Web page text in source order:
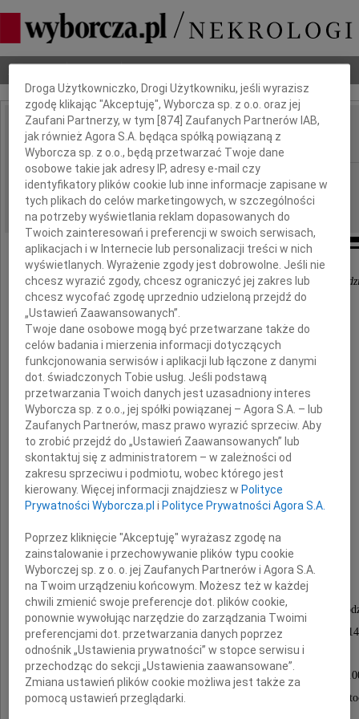
Nekrologi Odeszli Poradnik pogrzebowy
IMIĘ I NAZWISKO: Janusz Janecki
REGION: Gdańsk
DATA EMISJI: 13.12.2012
Odszedł tak nagle, że ani uwierzyć, ani się
Z głębokim żalem zawiadamiamy,
że 10 grudnia 2012 roku zmarł
kmdr por.
Janusz Janecki
wspaniały Ojciec i lekarz
Żegnać Go będziemy 14 grudnia 2012 roku
w kaplicy na cmentarzu w Kosakowie (Pierwoszyno) o
Ceremonia pogrzebowa rozpocznie się o godzinie
Msza święta zostanie odprawiona o godzinie
w Kościele Garnizonowym MW pw. Matki Boskiej
Dbamy o Twoją prywatność
Droga Użytkowniczko, Drogi Użytkowniku, jeśli wyrazisz
zgodę klikając "Akceptuję", Wyborcza sp. z o.o. oraz jej
Zaufani Partnerzy, w tym [874 ] Zaufanych Partnerów IAB,
jak również Agora S.A. będąca spółką powiązaną z
Wyborcza sp. z o.o., będą przetwarzać Twoje dane
osobowe takie jak adresy IP, adresy e-mail czy
identyfikatory plików cookie lub inne informacje zapisane w
tych plikach do celów marketingowych, w szczególności
na potrzeby wyświetlania reklam dopasowanych do
Twoich zainteresowań i preferencji w swoich serwisach,
aplikacjach i w Internecie lub personalizacji treści w nich
wyświetlanych. Wyrażenie zgody jest dobrowolne. Jeśli nie
chcesz wyrazić zgody, chcesz ograniczyć jej zakres lub
chcesz wycofać zgodę uprzednio udzieloną przejdź do
„Ustawień Zaawansowanych”.
Twoje dane osobowe mogą być przetwarzane także do
celów badania i mierzenia informacji dotyczących
funkcjonowania serwisów i aplikacji lub łączone z danymi
dot. świadczonych Tobie usług. Jeśli podstawą
przetwarzania Twoich danych jest uzasadniony interes
Wyborcza sp. z o.o., jej spółki powiązanej – Agora S.A. – lub
Zaufanych Partnerów, masz prawo wyrazić sprzeciw. Aby
to zrobić przejdź do „Ustawień Zaawansowanych” lub
skontaktuj się z administratorem – w zależności od
zakresu sprzeciwu i podmiotu, wobec którego jest
kierowany. Więcej informacji znajdziesz w Polityce
Prywatności Wyborcza.pl i Polityce Prywatności Agora S.A.
Poprzez kliknięcie "Akceptuję" wyrażasz zgodę na
zainstalowanie i przechowywanie plików typu cookie
Wyborczej sp. z o. o. jej Zaufanych Partnerów i Agora S.A.
na Twoim urządzeniu końcowym. Możesz też w każdej
chwili zmienić swoje preferencje dot. plików cookie,
ponownie wywołując narzędzie do zarządzania Twoimi
preferencjami dot. przetwarzania danych poprzez
odnośnik „Ustawienia prywatności” w stopce serwisu i
przechodząc do sekcji „Ustawienia zaawansowane”.
Zmiana ustawień plików cookie możliwa jest także za
pomocą ustawień przeglądarki.